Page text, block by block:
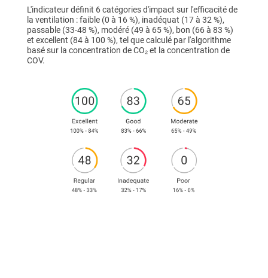
L'indicateur définit 6 catégories d'impact sur l'efficacité de
la ventilation : faible (0 à 16 %), inadéquat (17 à 32 %),
passable (33-48 %), modéré (49 à 65 %), bon (66 à 83 %)
et excellent (84 à 100 %), tel que calculé par l'algorithme
basé sur la concentration de CO₂ et la concentration de
COV.